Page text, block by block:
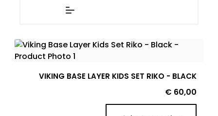
VIKING BASE LAYER KIDS SET RIKO - BLACK
Prijs
€ 60,00